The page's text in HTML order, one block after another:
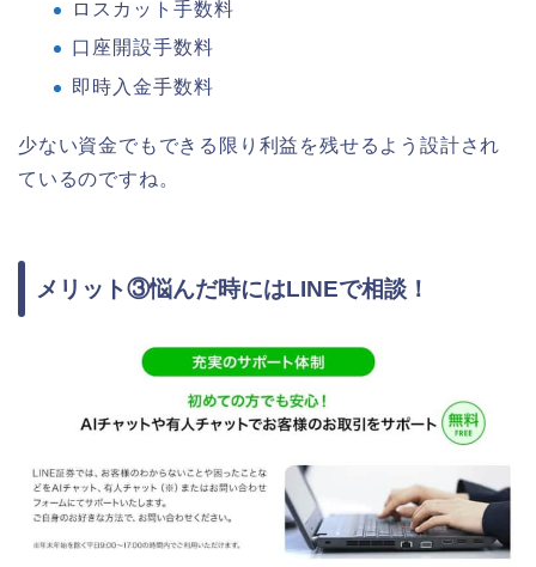
ロスカット手数料
口座開設手数料
即時入金手数料
少ない資金でもできる限り利益を残せるよう設計され
ているのですね。
メリット③悩んだ時にはLINEで相談！